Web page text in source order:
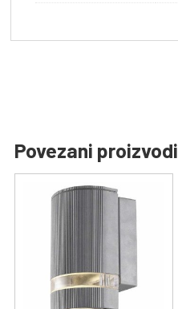
Povezani proizvodi